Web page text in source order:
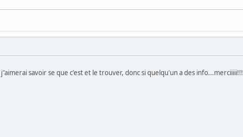
savoir se que c'est et le trouver, donc si quelqu'un a des info...merciiiii!!!